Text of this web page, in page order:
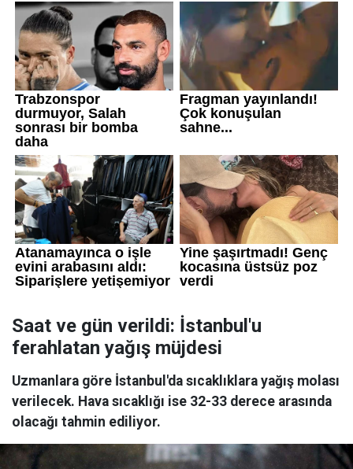
Saat ve gün verildi: İstanbul'u
ferahlatan yağış müjdesi
Uzmanlara göre İstanbul'da sıcaklıklara yağış molası
verilecek. Hava sıcaklığı ise 32-33 derece arasında
olacağı tahmin ediliyor.